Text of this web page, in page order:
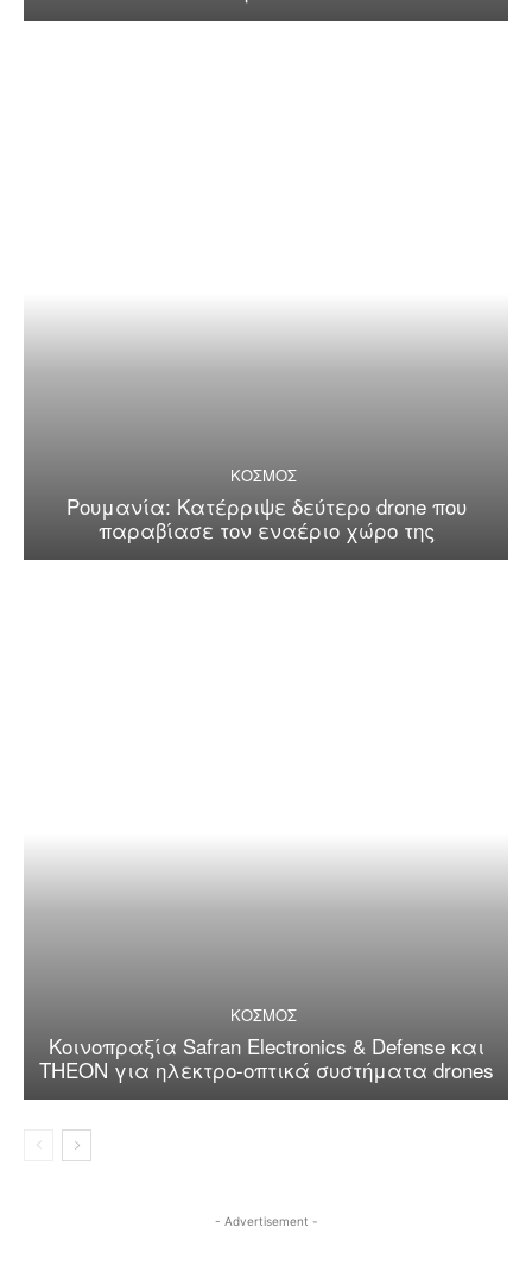
ΚΟΣΜΟΣ
Ρουμανία: Κατέρριψε δεύτερο drone που
παραβίασε τον εναέριο χώρο της
ΚΟΣΜΟΣ
Κοινοπραξία Safran Electronics & Defense και
THEON για ηλεκτρο-οπτικά συστήματα drones
- Advertisement -